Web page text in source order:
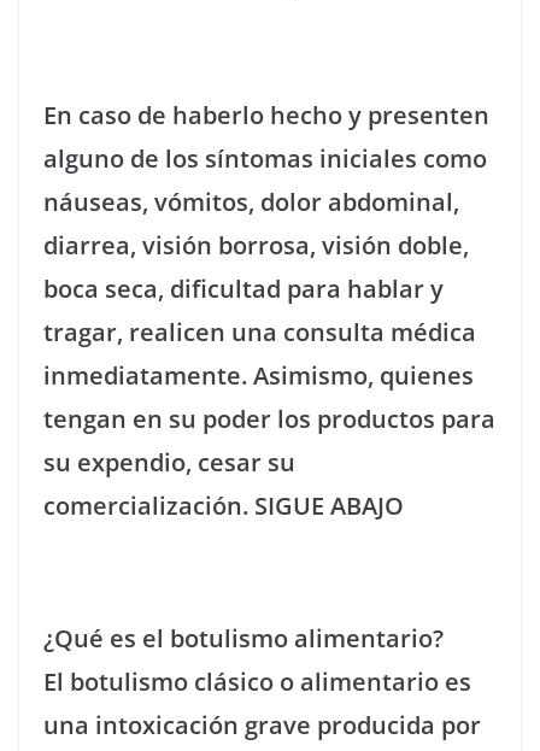
En caso de haberlo hecho y presenten
alguno de los síntomas iniciales como
náuseas, vómitos, dolor abdominal,
diarrea, visión borrosa, visión doble,
boca seca, dificultad para hablar y
tragar, realicen una consulta médica
inmediatamente. Asimismo, quienes
tengan en su poder los productos para
su expendio, cesar su
comercialización. SIGUE ABAJO
¿Qué es el botulismo alimentario?
El botulismo clásico o alimentario es
una intoxicación grave producida por